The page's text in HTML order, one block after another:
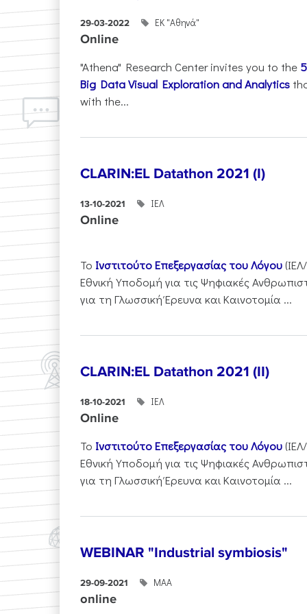
29-03-2022 ΕΚ "Αθηνά"
Online
"Athena" Research Center invites you to the 5
Big Data Visual Exploration and Analytics
with the...
CLARIN:EL Datathon 2021 (I)
13-10-2021 ΙΕΛ
Online
Το Ινστιτούτο Επεξεργασίας του Λόγου
Εθνική Υποδομή για τις Ψηφιακές
για τη Γλωσσική Έρευνα και Καινοτομία ...
CLARIN:EL Datathon 2021 (II)
18-10-2021 ΙΕΛ
Online
Το Ινστιτούτο Επεξεργασίας του Λόγου
Εθνική Υποδομή για τις Ψηφιακές
για τη Γλωσσική Έρευνα και Καινοτομία ...
WEBINAR "Industrial symbiosis"
29-09-2021 ΜΑΑ
online